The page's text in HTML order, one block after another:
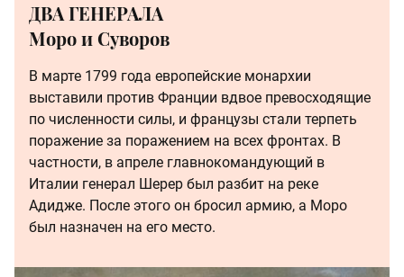
ДВА ГЕНЕРАЛА
Моро и Суворов
В марте 1799 года европейские монархии
выставили против Франции вдвое превосходящие
по численности силы, и французы стали терпеть
поражение за поражением на всех фронтах. В
частности, в апреле главнокомандующий в
Италии генерал Шерер был разбит на реке
Адидже. После этого он бросил армию, а Моро
был назначен на его место.